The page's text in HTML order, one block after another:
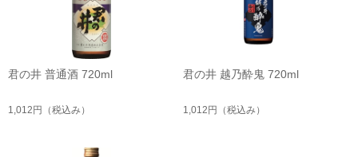
君の井 普通酒 720ml
1,012円 （税込み）
君の井 越乃酔鬼 720ml
1,012円 （税込み）